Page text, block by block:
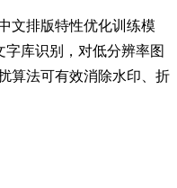
文排版特性优化训练模
库识别，对低分辨率图
算法可有效消除水印、折